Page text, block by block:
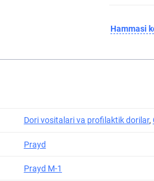
Hammasi
Dori vositalari va profilaktik dorilar,
Prayd
Prayd M-1